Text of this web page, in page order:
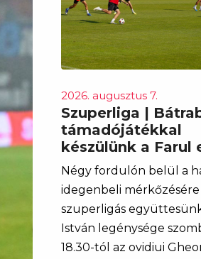
2026. augusztus 7.
Szuperliga |
támadójátékkal
készülünk a Farul
Négy fordulón belül a
idegenbeli mérkőzésére
szuperligás
István legénysége
18.30-tól az ovidiui